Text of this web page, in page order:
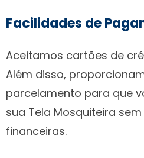
Facilidades de
Aceitamos cartões de
Além disso,
parcelamento para que
sua Tela Mosquiteira
financeiras.